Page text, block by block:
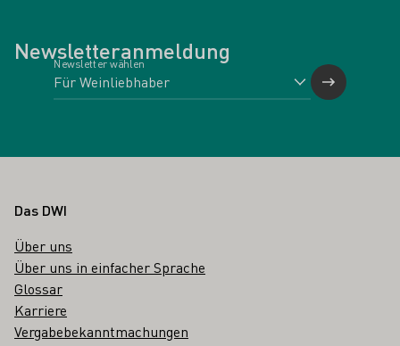
Newsletteranmeldung
Newsletter wählen
Fußbereich
Das DWI
Über uns
Über uns in einfacher Sprache
Glossar
Karriere
Vergabebekanntmachungen